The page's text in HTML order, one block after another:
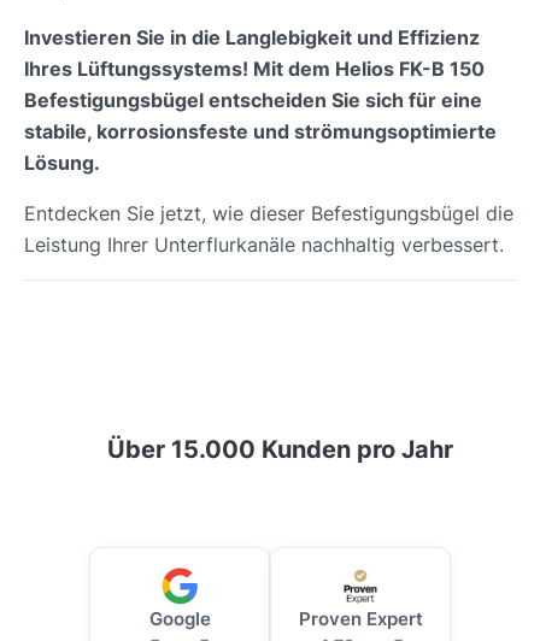
Investieren Sie in die Langlebigkeit und Effizienz
Ihres Lüftungssystems! Mit dem Helios FK-B 150
Befestigungsbügel entscheiden Sie sich für eine
stabile, korrosionsfeste und strömungsoptimierte
Lösung.
Entdecken Sie jetzt, wie dieser Befestigungsbügel die
Leistung Ihrer Unterflurkanäle nachhaltig verbessert.
Über 15.000 Kunden pro Jahr
Google Proven Expert